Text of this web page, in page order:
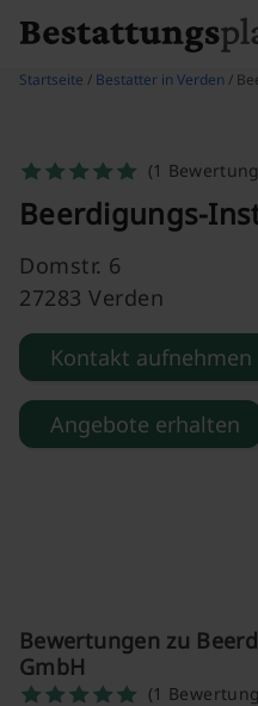
Startseite / Bestatter in Verden /
(1
Beerdigungs-
Domstr. 6
27283 Verden
Kontakt aufnehmen
Angebote erhalten
Bewertungen zu
GmbH
(1